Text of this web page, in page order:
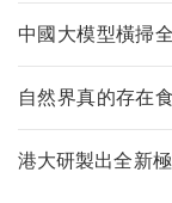
中國大模型橫掃
美
自然界真的存在
達爾文預測
港大研製出全新